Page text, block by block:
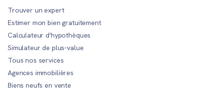
Trouver un expert
Estimer mon bien gratuitement
Calculateur d'hypothèques
Simulateur de plus-value
Tous nos services
Agences immobilières
Biens neufs en vente